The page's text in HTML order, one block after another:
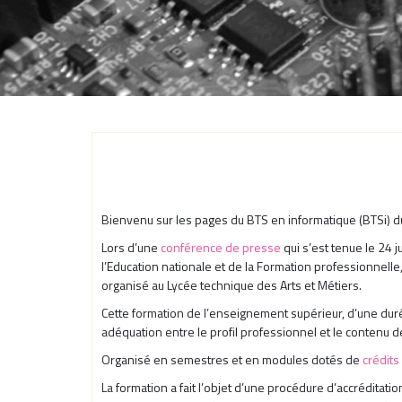
Bienvenu sur les pages du BTS en informatique (BTSi)
Lors d’une conférence de pressequi s’est tenue le 24
l’Education nationale et de la Formation
organisé au Lycée technique des Arts et Métiers.
Cette formation de l’enseignement supérieur, d’une
adéquation entre le profil professionnel et le contenu
Organisé en semestres et en modules dotés de crédits
La formation a fait l’objet d’une procédure